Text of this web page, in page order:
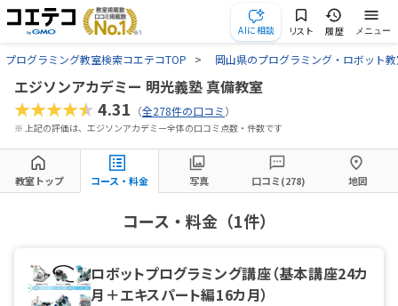
AIに相談 リスト 履歴 メニュー
プログラミング教室検索コエテコTOP 岡山県のプログラミング・ロボット
エジソンアカデミー 明光義塾 真備教室
★★★★★4.31 （全278件の口コミ）
※ 上記の評価は、エジソンアカデミー全体の口コミ点数・件数です
教室トップ コース・料金 写真 口コミ(278) 地図
コース・料金（1件）
ロボットプログラミング講座（基本講座24カ
月＋エキスパート編16カ月）